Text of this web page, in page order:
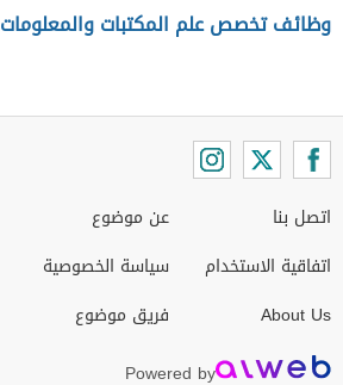
وظائف تخصص علم المكتبات والمعلومات
اتصل بنا
اتفاقية الاستخدام
About Us
عن موضوع
سياسة الخصوصية
فريق موضوع
Powered by